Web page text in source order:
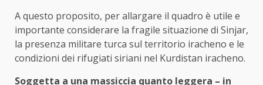
A questo proposito, per allargare il quadro è utile e
importante considerare la fragile situazione di Sinjar,
la presenza militare turca sul territorio iracheno e le
condizioni dei rifugiati siriani nel Kurdistan iracheno.
Soggetta a una massiccia quanto leggera – in